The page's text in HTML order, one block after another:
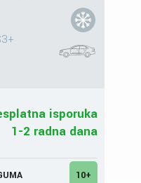
isporuka
1-2 radna dana
10+